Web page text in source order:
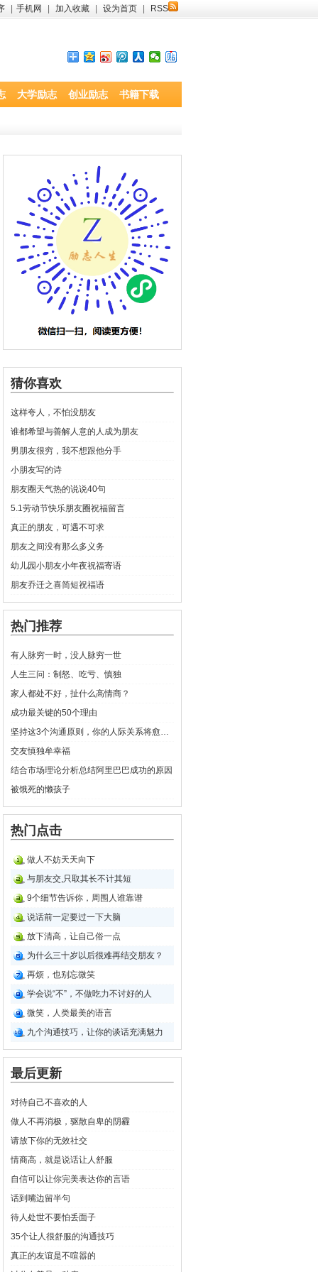
手机网 加入收藏 设为首页 RSS
大学励志 创业励志 书籍下载
猜你喜欢
这样夸人，不怕没朋友
谁都希望与善解人意的人成为朋友
男朋友很穷，我不想跟他分手
小朋友写的诗
朋友圈天气热的说说40句
5.1劳动节快乐朋友圈祝福留言
真正的朋友，可遇不可求
朋友之间没有那么多义务
幼儿园小朋友小年夜祝福寄语
朋友乔迁之喜简短祝福语
热门推荐
有人脉穷一时，没人脉穷一世
人生三问：制怒、吃亏、慎独
家人都处不好，扯什么高情商？
成功最关键的50个理由
坚持这3个沟通原则，你的人际关系将愈来愈好
交友慎独牟幸福
结合市场理论分析总结阿里巴巴成功的原因
被饿死的懒孩子
热门点击
做人不妨天天向下
与朋友交,只取其长不计其短
9个细节告诉你，周围人谁靠谱
说话前一定要过一下大脑
放下清高，让自己俗一点
为什么三十岁以后很难再结交朋友？
再烦，也别忘微笑
学会说“不”，不做吃力不讨好的人
微笑，人类最美的语言
九个沟通技巧，让你的谈话充满魅力
最后更新
对待自己不喜欢的人
做人不再消极，驱散自卑的阴霾
请放下你的无效社交
情商高，就是说话让人舒服
自信可以让你完美表达你的言语
话到嘴边留半句
待人处世不要怕丢面子
35个让人很舒服的沟通技巧
真正的友谊是不喧嚣的